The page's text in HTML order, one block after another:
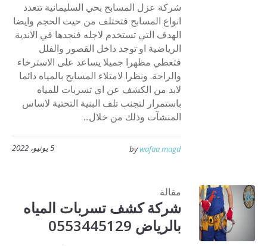
شركة عزل المسابح بحي السليمانية تتعدد
انواع المسابح فتختلف من حيث الحجم وايضا
الهدف التي تستخدم لاجله فنجدها في الاندية
الرياضية او توجد داخل القصور والفلل
فتعطي مظهرا جميلا يساعد على الاسترخاء
والراحة. ونظرا لامتلاء المسابح بالمياه دائما
لابد من الكشف عن اي تسربات للمياه
باستمرار لتجنب تلف البنية التحتية لاساس
المنشآت وذلك من خلال...
5 يونيو، 2022 bywafaa magd
مقالة
شركة كشف تسربات المياه
بالرياض 0553445129